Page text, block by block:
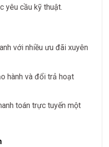
yêu cầu kỹ thuật.
với nhiều ưu đãi xuyên
hành và đổi trả hoạt
toán trực tuyến một